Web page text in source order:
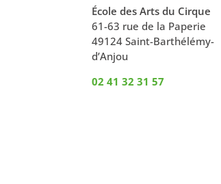
École des Arts du Cirque
61-63 rue de la Paperie
49124 Saint-Barthélémy-
d’Anjou
02 41 32 31 57